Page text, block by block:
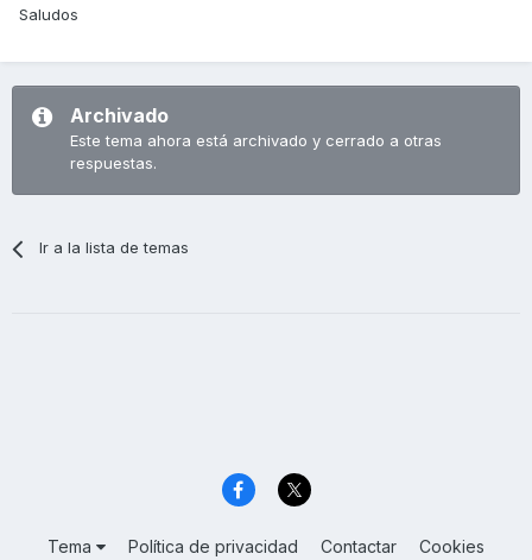
Saludos
Archivado
Este tema ahora está archivado y cerrado a otras
respuestas.
Ir a la lista de temas
Tema Política de privacidad Contactar Cookies